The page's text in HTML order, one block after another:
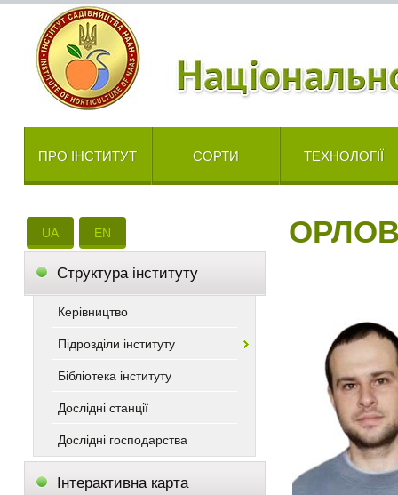
ПРО ІНСТИТУТ СОРТИ ТЕХНОЛОГІЇ
UA EN
Cтруктура інституту
Керівництво
Підрозділи інституту
Бібліотека інституту
Дослідні станції
Дослідні господарства
Інтерактивна карта